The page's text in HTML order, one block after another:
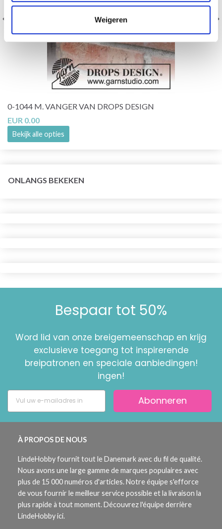
Weigeren
0-1044 M. VANGER VAN DROPS DESIGN
EUR 0.00
Bekijk alle opties
ONLANGS BEKEKEN
Bespaar tot 50%
Word lid van onze breigemeenschap en krijg
exclusieve toegang tot inspirerende
breipatronen en speciale aanbiedingen!
ingen!
Abonneren
À PROPOS DE NOUS
LindeHobby fournit tout le Danemark avec du fil de qualité.
Nous avons une large gamme de marques populaires avec
plus de 15 000 numéros d'articles. Notre équipe s'efforce
de vous fournir le meilleur service possible et la livraison la
plus rapide à tout moment. Découvrez l'équipe derrière
LindeHobby ici.